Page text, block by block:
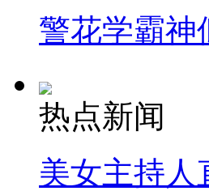
警花学霸神
热点新闻
美女主持人